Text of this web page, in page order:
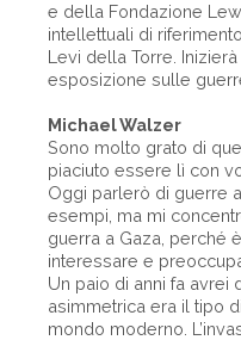
e della Fondazione
intellettuali di
Levi della Torre.
esposizione sulle
Michael Walzer
Sono molto grato di
piaciuto essere lì con
Oggi parlerò di guerre
esempi, ma mi
guerra a Gaza, perché
interessare e
Un paio di anni fa avrei
asimmetrica era il tipo
mondo moderno.